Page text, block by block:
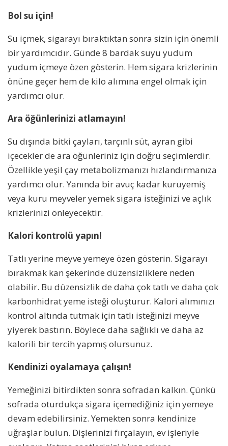
Bol su için!
Su içmek, sigarayı bıraktıktan sonra sizin için önemli
bir yardımcıdır. Günde 8 bardak suyu yudum
yudum içmeye özen gösterin. Hem sigara krizlerinin
önüne geçer hem de kilo alımına engel olmak için
yardımcı olur.
Ara öğünlerinizi atlamayın!
Su dışında bitki çayları, tarçınlı süt, ayran gibi
içecekler de ara öğünleriniz için doğru seçimlerdir.
Özellikle yeşil çay metabolizmanızı hızlandırmanıza
yardımcı olur. Yanında bir avuç kadar kuruyemiş
veya kuru meyveler yemek sigara isteğinizi ve açlık
krizlerinizi önleyecektir.
Kalori kontrolü yapın!
Tatlı yerine meyve yemeye özen gösterin. Sigarayı
bırakmak kan şekerinde düzensizliklere neden
olabilir. Bu düzensizlik de daha çok tatlı ve daha çok
karbonhidrat yeme isteği oluşturur. Kalori alımınızı
kontrol altında tutmak için tatlı isteğinizi meyve
yiyerek bastırın. Böylece daha sağlıklı ve daha az
kalorili bir tercih yapmış olursunuz.
Kendinizi oyalamaya çalışın!
Yemeğinizi bitirdikten sonra sofradan kalkın. Çünkü
sofrada oturdukça sigara içemediğiniz için yemeye
devam edebilirsiniz. Yemekten sonra kendinize
uğraşlar bulun. Dişlerinizi fırçalayın, ev işleriyle